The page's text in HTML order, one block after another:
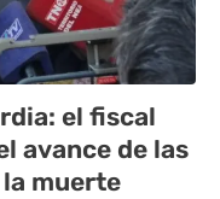
el fiscal
avance de las
muerte